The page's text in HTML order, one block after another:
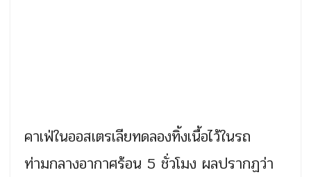
คาเฟ่ในออสเตรเลียทดลองทิ้งเนื้อไว้ในรถ
ท่ามกลางอากาศร้อน 5 ชั่วโมง ผลปรากฏว่า